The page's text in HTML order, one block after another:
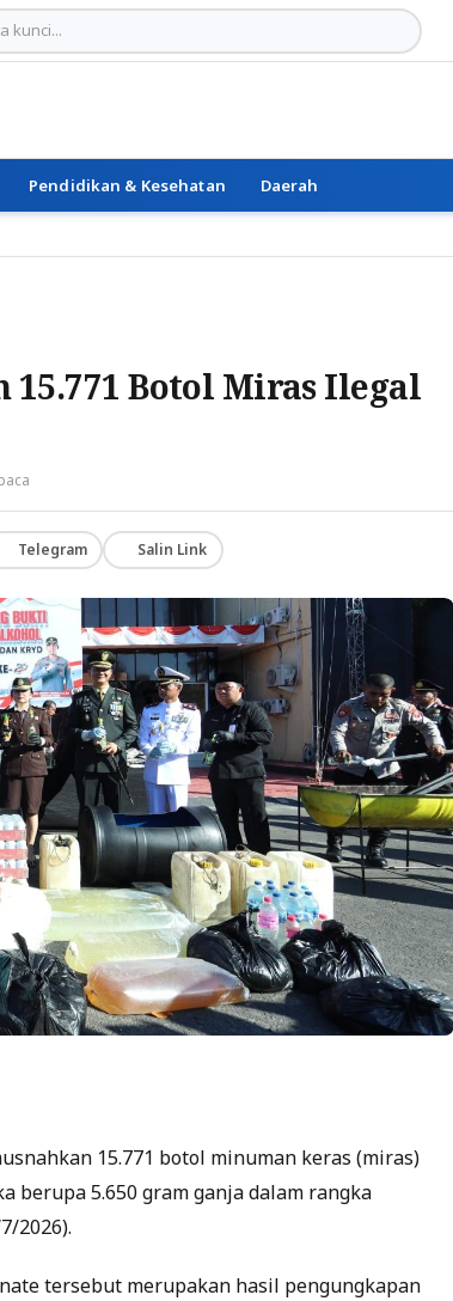
Pendidikan & Kesehatan Daerah
Botol Miras Ilegal
Telegram Salin Link
15.771 botol minuman keras (miras)
5.650 gram ganja dalam rangka
2026).
tersebut merupakan hasil pengungkapan